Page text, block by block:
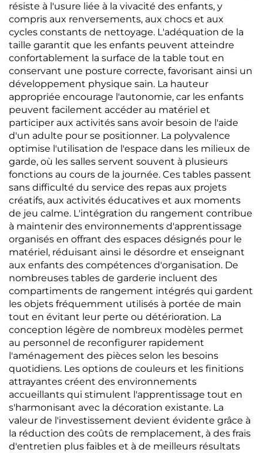
résiste à l'usure liée à la vivacité des enfants, y
compris aux renversements, aux chocs et aux
cycles constants de nettoyage. L'adéquation de la
taille garantit que les enfants peuvent atteindre
confortablement la surface de la table tout en
conservant une posture correcte, favorisant ainsi un
développement physique sain. La hauteur
appropriée encourage l'autonomie, car les enfants
peuvent facilement accéder au matériel et
participer aux activités sans avoir besoin de l'aide
d'un adulte pour se positionner. La polyvalence
optimise l'utilisation de l'espace dans les milieux de
garde, où les salles servent souvent à plusieurs
fonctions au cours de la journée. Ces tables passent
sans difficulté du service des repas aux projets
créatifs, aux activités éducatives et aux moments
de jeu calme. L'intégration du rangement contribue
à maintenir des environnements d'apprentissage
organisés en offrant des espaces désignés pour le
matériel, réduisant ainsi le désordre et enseignant
aux enfants des compétences d'organisation. De
nombreuses tables de garderie incluent des
compartiments de rangement intégrés qui gardent
les objets fréquemment utilisés à portée de main
tout en évitant leur perte ou détérioration. La
conception légère de nombreux modèles permet
au personnel de reconfigurer rapidement
l'aménagement des pièces selon les besoins
quotidiens. Les options de couleurs et les finitions
attrayantes créent des environnements
accueillants qui stimulent l'apprentissage tout en
s'harmonisant avec la décoration existante. La
valeur de l'investissement devient évidente grâce à
la réduction des coûts de remplacement, à des frais
d'entretien plus faibles et à de meilleurs résultats